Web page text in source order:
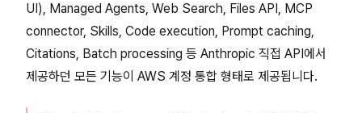
UI), Managed Agents, Web Search, Files API, MCP
connector, Skills, Code execution, Prompt caching,
Citations, Batch processing 등 Anthropic 직접 API에서
제공하던 모든 기능이 AWS 계정 통합 형태로 제공됩니다.